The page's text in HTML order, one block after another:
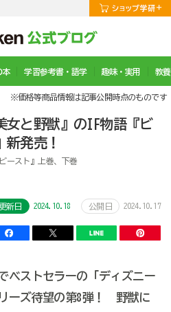
本 学習参考書・語学 趣味・実用 教
※価格等商品情報は記事公開時点のものです
女と野獣』のIF物語『ビ
新発売！
ースト』上巻、下巻
更新日 2024.10.18 公開日 2024.10.17
ベストセラーの「ディズニー
ーズ待望の第8弾！ 野獣に